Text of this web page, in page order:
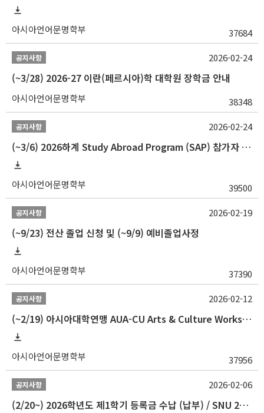
아시아언어문명학부 37684
공지사항
(~3/28) 2026-27 이란(페르시아)학 대학원 장학금 안내
아시아언어문명학부 38348
2026-02-24
공지사항
(~3/6) 2026하계 Study Abroad Program (SAP) 참가자 모집 안내
아시아언어문명학부 39500
2026-02-24
공지사항
(~9/23) 전산 졸업 신청 및 (~9/9) 예비졸업사정
아시아언어문명학부 37390
2026-02-19
공지사항
(~2/19) 아시아대학연맹 AUA-CU Arts & Culture Workshop Camp 2026 참가자 선발 안내
아시아언어문명학부 37956
2026-02-12
공지사항
(2/20~) 2026학년도 제1학기 등록금 수납 (납부) / SNU 26-1 Tuition fee payment notice
2026-02-06